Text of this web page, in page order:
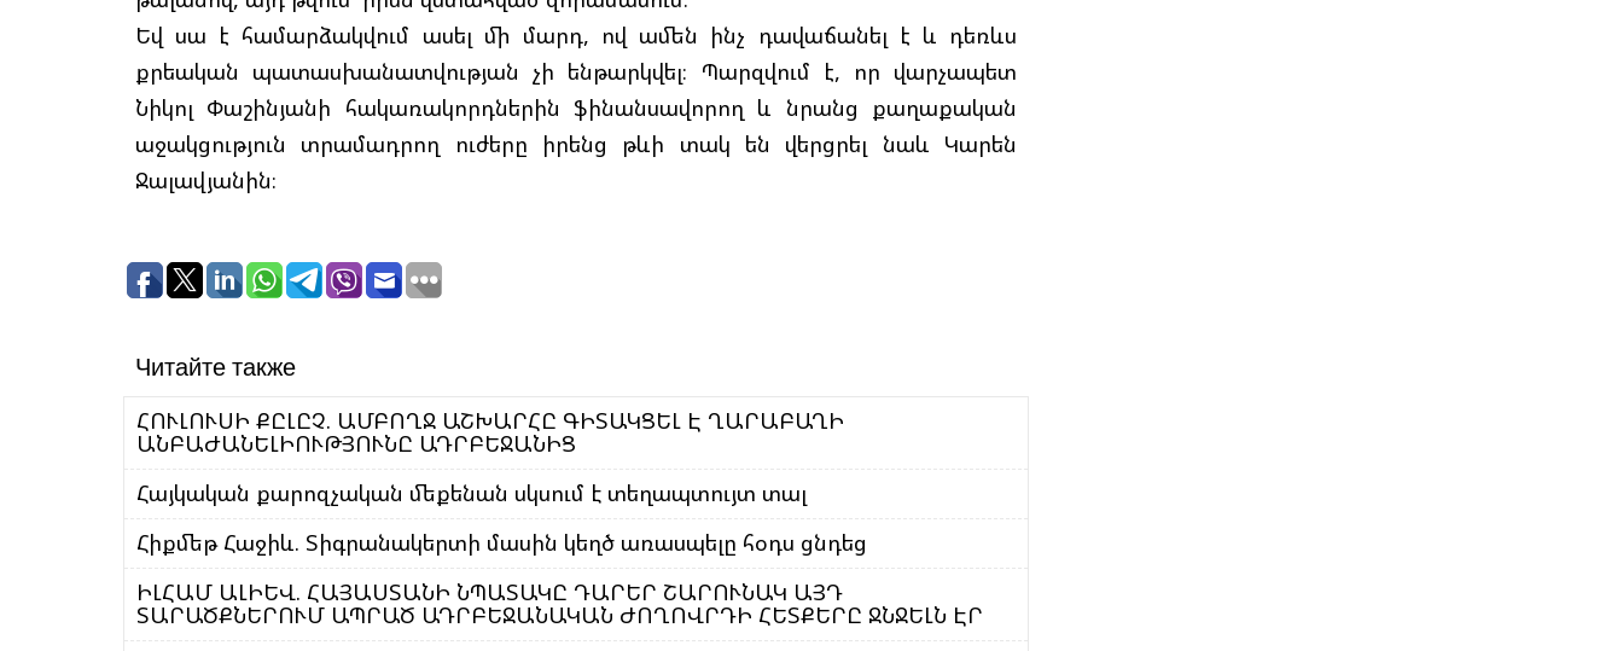
Եվ սա է համարձակվում ասել մի մարդ, ով ամեն ինչ դավաճանել է և դեռևս
քրեական պատասխանատվության չի ենթարկվել։ Պարզվում է, որ վարչապետ
Նիկոլ Փաշինյանի հակառակորդներին ֆինանսավորող և նրանց քաղաքական
աջակցություն տրամադրող ուժերը իրենց թևի տակ են վերցրել նաև Կարեն
Ջալավյանին։
Читайте также
ՀՈՒԼՈՒՍԻ ՔԸԼԸՉ. ԱՄԲՈՂՋ ԱՇԽԱՐՀԸ ԳԻՏԱԿՑԵԼ Է ՂԱՐԱԲԱՂԻ
ԱՆԲԱԺԱՆԵԼԻՈՒԹՅՈՒՆԸ ԱԴՐԲԵՋԱՆԻՑ
Հայկական քարոզչական մեքենան սկսում է տեղապտույտ տալ
Հիքմեթ Հաջիև. Տիգրանակերտի մասին կեղծ առասպելը հօդս ցնդեց
ԻԼՀԱՄ ԱԼԻԵՎ. ՀԱՅԱՍՏԱՆԻ ՆՊԱՏԱԿԸ ԴԱՐԵՐ ՇԱՐՈՒՆԱԿ ԱՅԴ
ՏԱՐԱԾՔՆԵՐՈՒՄ ԱՊՐԱԾ ԱԴՐԲԵՋԱՆԱԿԱՆ ԺՈՂՈՎՐԴԻ ՀԵՏՔԵՐԸ ՋՆՋԵԼՆ ԷՐ